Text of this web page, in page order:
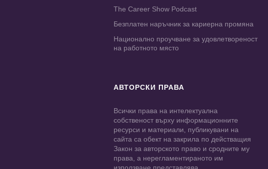
The Career Show Podcast
Безплатен наръчник за кариерна промяна
Национално проучване за удовлетвореност
на работното място
АВТОРСКИ ПРАВА
Всички права на интелектуална
собственост върху информационните
ресурси и материали, публикувани на
сайта са обект на закрила по действащия
Закон за авторското право и сродните му
права, а нерегламентираното им